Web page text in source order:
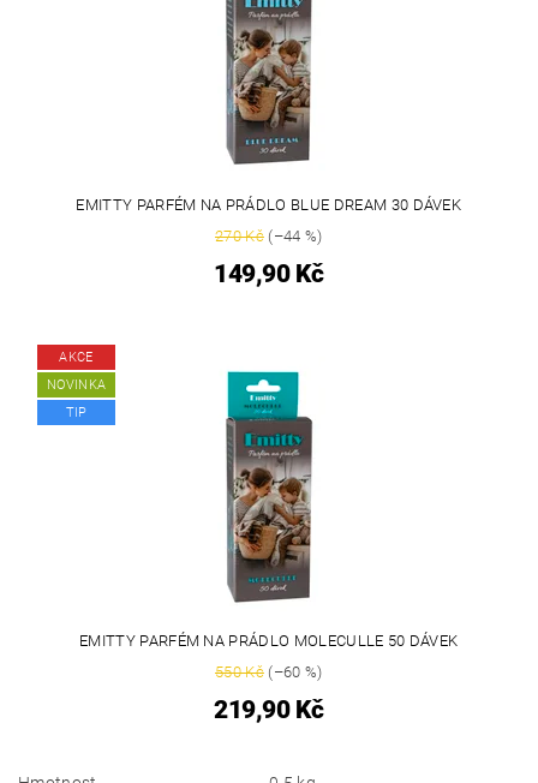
EMITTY PARFÉM NA PRÁDLO BLUE DREAM 30 DÁVEK
270 Kč(–44 %)
149,90 Kč
AKCE
NOVINKA
TIP
EMITTY PARFÉM NA PRÁDLO MOLECULLE 50 DÁVEK
550 Kč(–60 %)
219,90 Kč